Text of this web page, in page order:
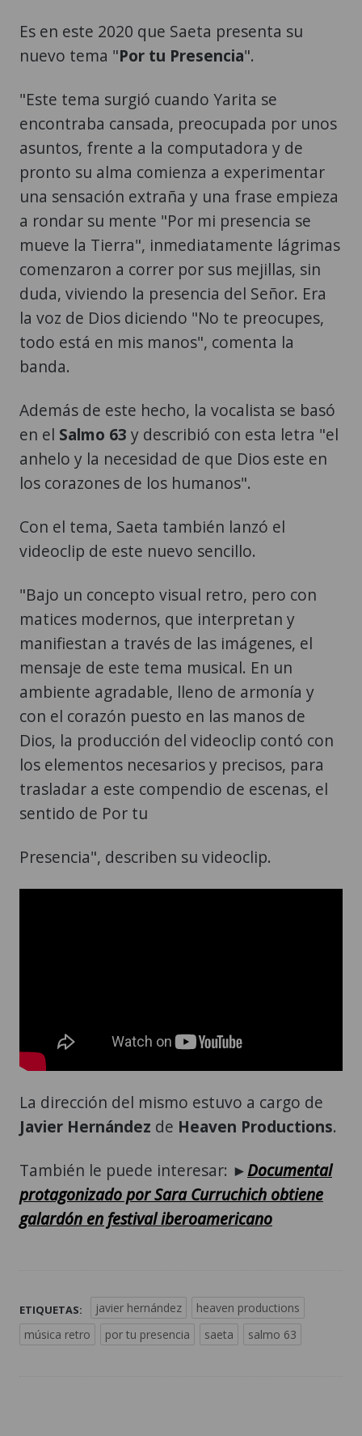
Es en este 2020 que Saeta presenta su
nuevo tema "Por tu Presencia".
"Este tema surgió cuando Yarita se
encontraba cansada, preocupada por unos
asuntos, frente a la computadora y de
pronto su alma comienza a experimentar
una sensación extraña y una frase empieza
a rondar su mente "Por mi presencia se
mueve la Tierra", inmediatamente lágrimas
comenzaron a correr por sus mejillas, sin
duda, viviendo la presencia del Señor. Era
la voz de Dios diciendo "No te preocupes,
todo está en mis manos", comenta la
banda.
Además de este hecho, la vocalista se basó
en el Salmo 63 y describió con esta letra "el
anhelo y la necesidad de que Dios este en
los corazones de los humanos".
Con el tema, Saeta también lanzó el
videoclip de este nuevo sencillo.
"Bajo un concepto visual retro, pero con
matices modernos, que interpretan y
manifiestan a través de las imágenes, el
mensaje de este tema musical. En un
ambiente agradable, lleno de armonía y
con el corazón puesto en las manos de
Dios, la producción del videoclip contó con
los elementos necesarios y precisos, para
trasladar a este compendio de escenas, el
sentido de Por tu
Presencia", describen su videoclip.
La dirección del mismo estuvo a cargo de
Javier Hernández de Heaven Productions.
También le puede interesar: ►Documental
protagonizado por Sara Curruchich obtiene
galardón en festival iberoamericano
ETIQUETAS: javier hernández
heaven productions
música retro
por tu presencia saeta salmo 63